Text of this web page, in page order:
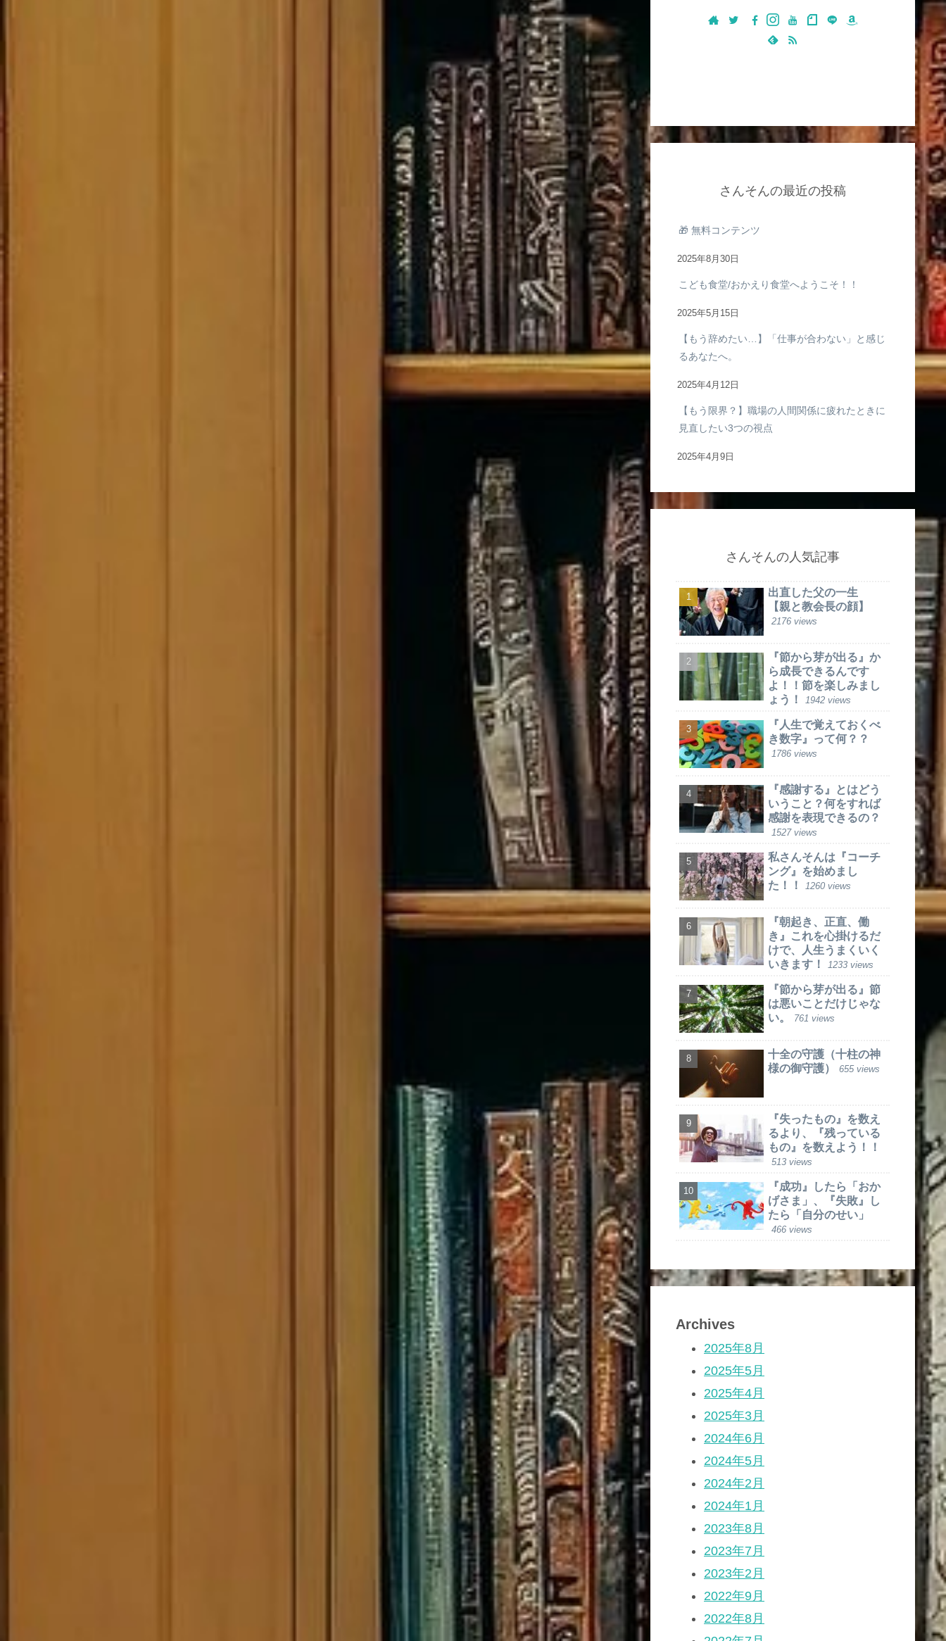
さんそんの最近の投稿
🎁 無料コンテンツ
2025年8月30日
こども食堂/おかえり食堂へようこそ！！
2025年5月15日
【もう辞めたい…】「仕事が合わない」と感じ
るあなたへ。
2025年4月12日
【もう限界？】職場の人間関係に疲れたときに
見直したい3つの視点
2025年4月9日
さんそんの人気記事
出直した父の一生
【親と教会長の顔】
2176 views
『節から芽が出る』か
ら成長できるんです
よ！！節を楽しみまし
ょう！
1942 views
『人生で覚えておくべ
き数字』って何？？
1786 views
『感謝する』とはどう
いうこと？何をすれば
感謝を表現できるの？
1527 views
私さんそんは『コーチ
ング』を始めまし
た！！
1260 views
『朝起き、正直、働
き』これを心掛けるだ
けで、人生うまくいく
いきます！
1233 views
『節から芽が出る』節
は悪いことだけじゃな
い。
761 views
十全の守護（十柱の神
様の御守護）
655 views
『失ったもの』を数え
るより、『残っている
もの』を数えよう！！
513 views
『成功』したら「おか
げさま」、『失敗』し
たら「自分のせい」
466 views
Archives
2025年8月
2025年5月
2025年4月
2025年3月
2024年6月
2024年5月
2024年2月
2024年1月
2023年8月
2023年7月
2023年2月
2022年9月
2022年8月